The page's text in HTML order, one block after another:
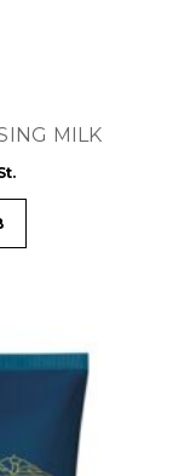
MILK